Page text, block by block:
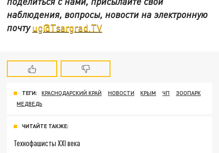
наблюдения, вопросы, новости на электронную
почтуug@Tsargrad.TV
ТЕГИ: КРАСНОДАРСКИЙ КРАЙ НОВОСТИ КРЫМ ЧП
ЗООПАРК
МЕДВЕДЬ
ЧИТАЙТЕ ТАКЖЕ:
Технофашисты XXI века